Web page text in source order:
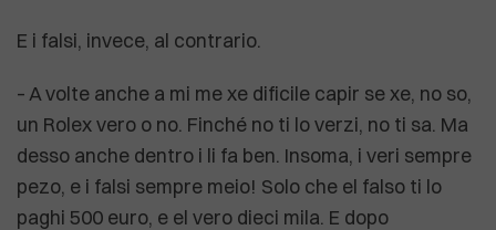
E i falsi, invece, al contrario.
– A volte anche a mi me xe dificile capir se xe, no so,
un Rolex vero o no. Finché no ti lo verzi, no ti sa. Ma
desso anche dentro i li fa ben. Insoma, i veri sempre
pezo, e i falsi sempre meio! Solo che el falso ti lo
paghi 500 euro, e el vero dieci mila. E dopo